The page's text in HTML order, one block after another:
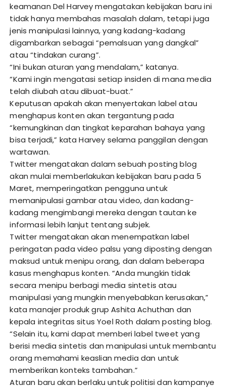
keamanan Del Harvey mengatakan kebijakan baru ini
tidak hanya membahas masalah dalam, tetapi juga
jenis manipulasi lainnya, yang kadang-kadang
digambarkan sebagai “pemalsuan yang dangkal”
atau “tindakan curang”.
“Ini bukan aturan yang mendalam,” katanya.
“Kami ingin mengatasi setiap insiden di mana media
telah diubah atau dibuat-buat.”
Keputusan apakah akan menyertakan label atau
menghapus konten akan tergantung pada
“kemungkinan dan tingkat keparahan bahaya yang
bisa terjadi,” kata Harvey selama panggilan dengan
wartawan.
Twitter mengatakan dalam sebuah posting blog
akan mulai memberlakukan kebijakan baru pada 5
Maret, memperingatkan pengguna untuk
memanipulasi gambar atau video, dan kadang-
kadang mengimbangi mereka dengan tautan ke
informasi lebih lanjut tentang subjek.
Twitter mengatakan akan menempatkan label
peringatan pada video palsu yang diposting dengan
maksud untuk menipu orang, dan dalam beberapa
kasus menghapus konten. “Anda mungkin tidak
secara menipu berbagi media sintetis atau
manipulasi yang mungkin menyebabkan kerusakan,”
kata manajer produk grup Ashita Achuthan dan
kepala integritas situs Yoel Roth dalam posting blog.
“Selain itu, kami dapat memberi label tweet yang
berisi media sintetis dan manipulasi untuk membantu
orang memahami keaslian media dan untuk
memberikan konteks tambahan.”
Aturan baru akan berlaku untuk politisi dan kampanye